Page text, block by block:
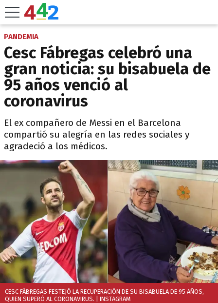
PANDEMIA
Cesc Fábregas celebró una
gran noticia: su bisabuela de
95 años venció al
coronavirus
El ex compañero de Messi en el Barcelona
compartió su alegría en las redes sociales y
agradeció a los médicos.
CESC FÁBREGAS FESTEJÓ LA RECUPERACIÓN DE SU BISABUELA DE 95 AÑOS,
QUIEN SUPERÓ AL CORONAVIRUS.
| INSTAGRAM